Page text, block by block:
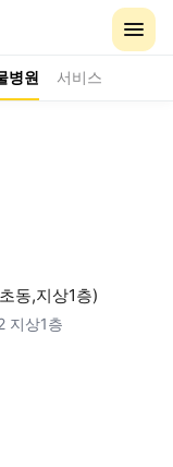
병원 서비스
동,지상1층)
지상1층